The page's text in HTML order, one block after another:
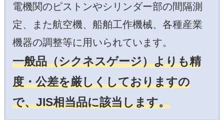
電機関のピストンやシリンダー部の間隔測
定、また航空機、船舶工作機械、各種産業
機器の調整等に用いられています。
一般品（シクネスゲージ）よりも精
度・公差を厳しくしておりますの
で、JIS相当品に該当します。